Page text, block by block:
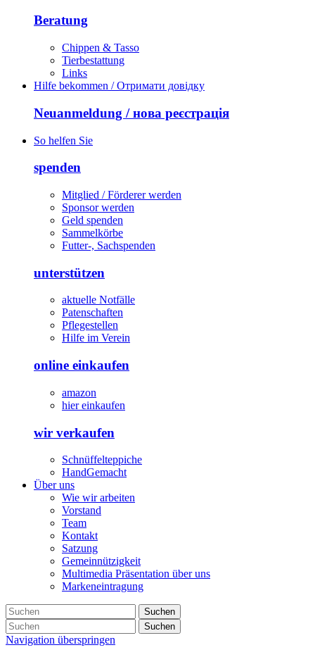
Beratung
Chippen & Tasso
Tierbestattung
Links
Hilfe bekommen / Отримати довідку
Neuanmeldung / нова реєстрація
So helfen Sie
spenden
Mitglied / Förderer werden
Sponsor werden
Geld spenden
Sammelkörbe
Futter-, Sachspenden
unterstützen
aktuelle Notfälle
Patenschaften
Pflegestellen
Hilfe im Verein
online einkaufen
amazon
hier einkaufen
wir verkaufen
Schnüffelteppiche
HandGemacht
Über uns
Wie wir arbeiten
Vorstand
Team
Kontakt
Satzung
Gemeinnützigkeit
Multimedia Präsentation über uns
Markeneintragung
Suchen
Suchen
Navigation überspringen